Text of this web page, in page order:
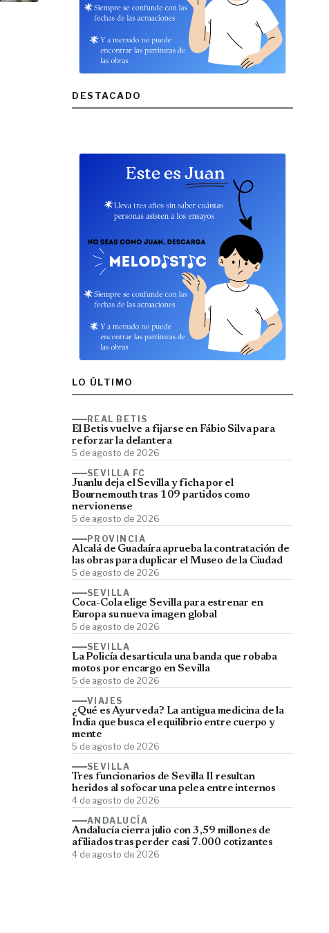
DESTACADO
LO ÚLTIMO
REAL BETIS
El Betis vuelve a fijarse en Fábio Silva para
reforzar la delantera
5 de agosto de 2026
SEVILLA FC
Juanlu deja el Sevilla y ficha por el
Bournemouth tras 109 partidos como
nervionense
5 de agosto de 2026
PROVINCIA
Alcalá de Guadaíra aprueba la contratación de
las obras para duplicar el Museo de la Ciudad
5 de agosto de 2026
SEVILLA
Coca-Cola elige Sevilla para estrenar en
Europa su nueva imagen global
5 de agosto de 2026
SEVILLA
La Policía desarticula una banda que robaba
motos por encargo en Sevilla
5 de agosto de 2026
VIAJES
¿Qué es Ayurveda? La antigua medicina de la
India que busca el equilibrio entre cuerpo y
mente
5 de agosto de 2026
SEVILLA
Tres funcionarios de Sevilla II resultan
heridos al sofocar una pelea entre internos
4 de agosto de 2026
ANDALUCÍA
Andalucía cierra julio con 3,59 millones de
afiliados tras perder casi 7.000 cotizantes
4 de agosto de 2026